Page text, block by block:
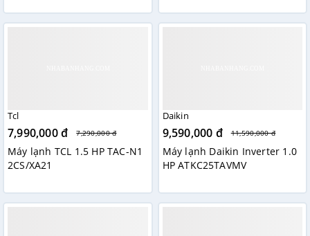
Tcl
7,990,000 đ 7,290,000 đ
Máy lạnh TCL 1.5 HP TAC-N1
2CS/XA21
Daikin
9,590,000 đ 11,590,000 đ
Máy lạnh Daikin Inverter 1.0
HP ATKC25TAVMV